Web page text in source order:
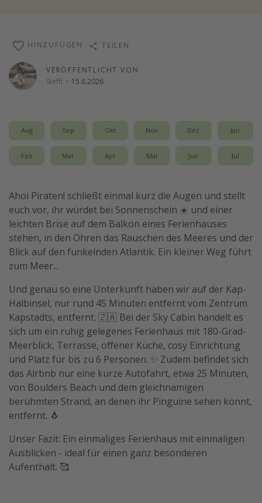
Singlereisen
Strandurlaub
Gruppenreisen
Hotels in Amsterdam
Hotels am Achensee
Reise Journal
Familienurlaub in der Türkei
Rundreisen in Thailand
Bahnreisen in der Schweiz
Travel Know How
Silvesterreisen
Last Minute Urlaub Mallorca
Last Minute Urlaub Deutschland
VERÖFFENTLICHT VON
Steffi · 15.6.2026
HINZUFÜGEN TEILEN
Aug Sep Okt Nov Dez Jan
Feb Mär Apr Mai Jun Jul
Ahoi Piraten! schließt einmal kurz die Augen und stellt
euch vor, ihr würdet bei Sonnenschein ☀️ und einer
leichten Brise auf dem Balkon eines Ferienhauses
stehen, in den Ohren das Rauschen des Meeres und der
Blick auf den funkelnden Atlantik. Ein kleiner Weg führt
zum Meer...
Und genau so eine Unterkunft haben wir auf der Kap-
Halbinsel, nur rund 45 Minuten entfernt vom Zentrum
Kapstadts, entfernt. 🇿🇦 Bei der Sky Cabin handelt es
sich um ein ruhig gelegenes Ferienhaus mit 180-Grad-
Meerblick, Terrasse, offener Küche, cosy Einrichtung
und Platz für bis zu 6 Personen. ✨ Zudem befindet sich
das Airbnb nur eine kurze Autofahrt, etwa 25 Minuten,
von Boulders Beach und dem gleichnamigen
berühmten Strand, an denen ihr Pinguine sehen könnt,
entfernt. 🐧
Unser Fazit: Ein einmaliges Ferienhaus mit einmaligen
Ausblicken - ideal für einen ganz besonderen
Aufenthalt. 🥰